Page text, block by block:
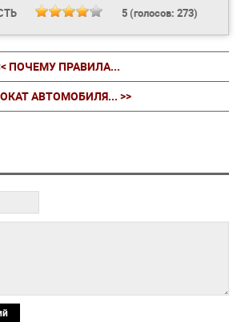
5(голосов: 273)
ПОЧЕМУ ПРАВИЛА...
АВТОМОБИЛЯ... >>